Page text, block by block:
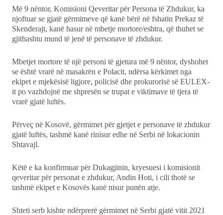
Më 9 nëntor, Komisioni Qeveritar për Persona të Zhdukur, ka
njoftuar se gjatë gërmimeve që kanë bërë në fshatin Prekaz të
Skenderajt, kanë hasur në mbetje mortore/eshtra, që thuhet se
gjithashtu mund të jenë të personave të zhdukur.
Mbetjet mortore të një personi të gjetura më 9 nëntor, dyshohet
se është vrarë në masakrën e Polacit, ndërsa kërkimet nga
ekipet e mjekësisë ligjore, policisë dhe prokurorisë së EULEX-
it po vazhdojnë me shpresën se trupat e viktimave të tjera të
vrarë gjatë luftës.
Përveç në Kosovë, gërmimet për gjetjet e personave të zhdukur
gjatë luftës, tashmë kanë rinisur edhe në Serbi në lokacionin
Shtavajl.
Këtë e ka konfirmuar për Dukagjinin, kryesuesi i komisionit
qeveritar për personat e zhdukur, Andin Hoti, i cili thotë se
tashmë ekipet e Kosovës kanë nisur punën atje.
Shteti serb kishte ndërprerë gërmimet në Serbi gjatë vitit 2021